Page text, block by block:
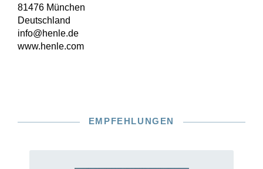
81476 München
Deutschland
info@henle.de
www.henle.com
EMPFEHLUNGEN